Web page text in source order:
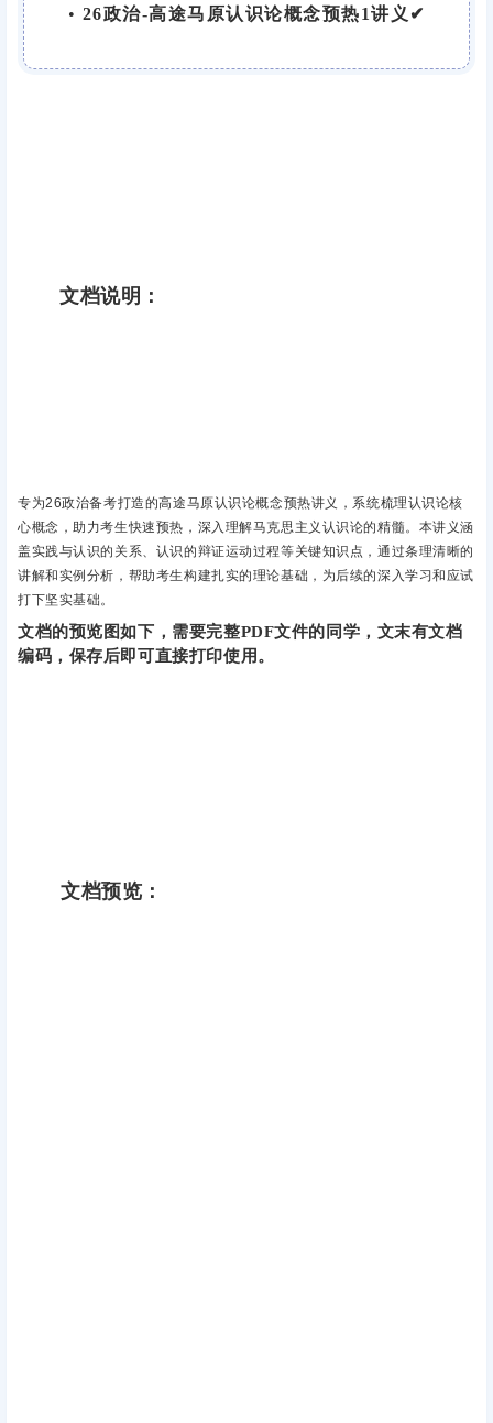
• 26政治-高途马原认识论概念预热1讲义✔
文档说明：
专为26政治备考打造的高途马原认识论概念预热讲义‌，系统梳理认识论核
心概念，助力考生快速预热，深入理解马克思主义认识论的精髓。本讲义涵
盖实践与认识的关系、认识的辩证运动过程等关键知识点，通过条理清晰的
讲解和实例分析，帮助考生构建扎实的理论基础，为后续的深入学习和应试
打下坚实基础‌。
文档的预览图如下，需要完整PDF文件的同学，文末有文档
编码，保存后即可直接打印使用。
文档预览：